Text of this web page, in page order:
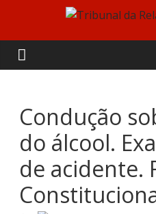
content
Tribunal
da
Relação
de
Coimbra
Condução
do álcool.
de acidente.